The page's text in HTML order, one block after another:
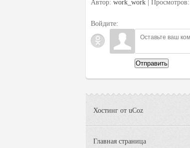
Автор: work_work |
Войдите:
Отправить
Хостинг от uCoz
Главная страница